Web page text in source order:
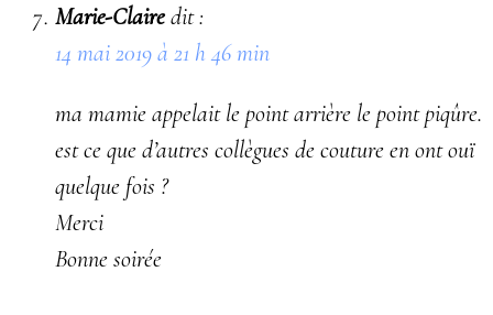
Marie-Clairedit :
14 mai 2019 à 21 h 46 min
ma mamie appelait le point arrière le point piqûre.
est ce que d’autres collègues de couture en ont ouï
quelque fois ?
Merci
Bonne soirée